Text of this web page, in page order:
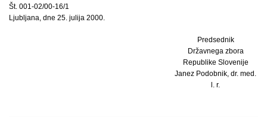
Št. 001-02/00-16/1
Ljubljana, dne 25. julija 2000.
Predsednik
Državnega zbora
Republike Slovenije
Janez Podobnik, dr. med.
l. r.